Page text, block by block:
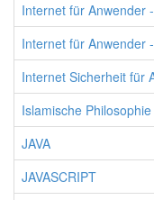
Internet für Anwender
Internet für Anwender
Internet Sicherheit für
Islamische Philosophie
JAVA
JAVASCRIPT